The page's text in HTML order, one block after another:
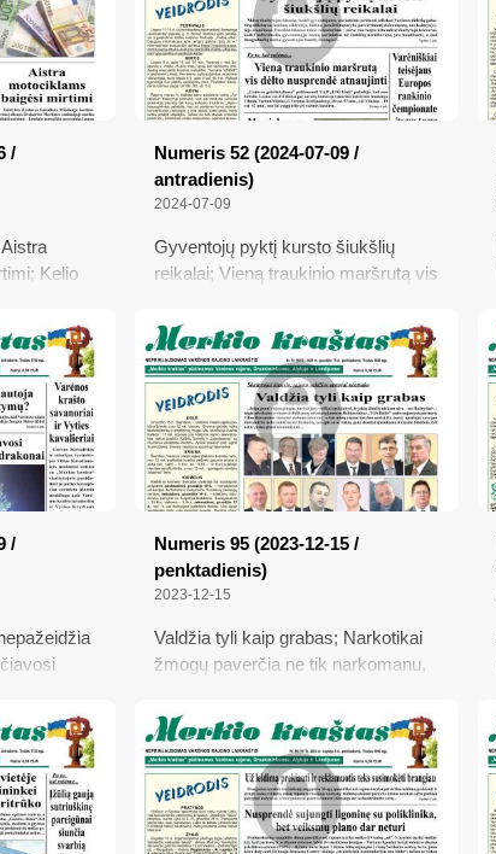
/
Kelio
Numeris 52 (2024-07-09 /
antradienis)
2024-07-09
Gyventojų pyktį kursto šiukšlių
reikalai; Vieną traukinio maršrutą vis
Marcinkonyse paminėtas humoro
grupės „Spanguolė“ veiklos 25-
metis; Varėniškiai teisėjaus Europos
rankinio čempionate; Teismų
reformą nukėlė pusmečiu vėliau
/
Seneliai;
ir Vyties
Numeris 95 (2023-12-15 /
penktadienis)
2023-12-15
Valdžia tyli kaip grabas; Narkotikai
žmogų paverčia ne tik narkomanu,
mėgėjų žvejybos leidimų kainos